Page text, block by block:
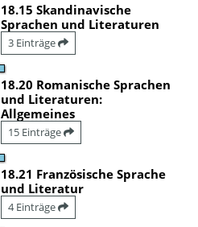
18.15 Skandinavische
Sprachen und Literaturen
3 Einträge
18.20 Romanische Sprachen
und Literaturen:
Allgemeines
15 Einträge
18.21 Französische Sprache
und Literatur
4 Einträge